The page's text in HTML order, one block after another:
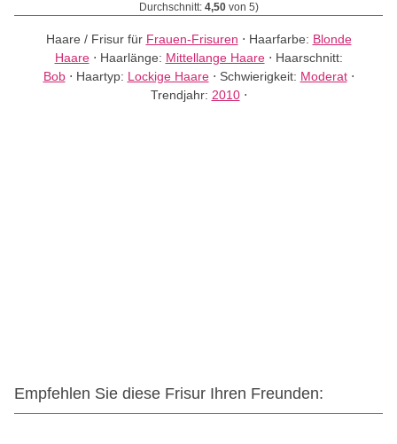
Durchschnitt: 4,50von 5)
Haare / Frisur für Frauen-Frisuren ⋅ Haarfarbe: Blonde
Haare⋅ Haarlänge: Mittellange Haare⋅ Haarschnitt:
Bob⋅ Haartyp: Lockige Haare⋅ Schwierigkeit: Moderat⋅
Trendjahr: 2010⋅
Empfehlen Sie diese Frisur Ihren Freunden: